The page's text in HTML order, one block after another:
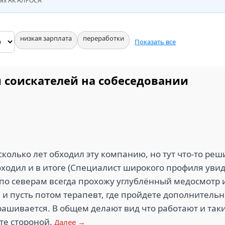
низкая зарплата переработки Показать все
на собеседовании
лет обходил эту компанию, но тут что-то
и в итоге (Специалист широкого профиля
северам всегда прохожу углублённый
пусть потом терапевт, где пройдете
В общем делают вид что работают и
стороной. Далее →